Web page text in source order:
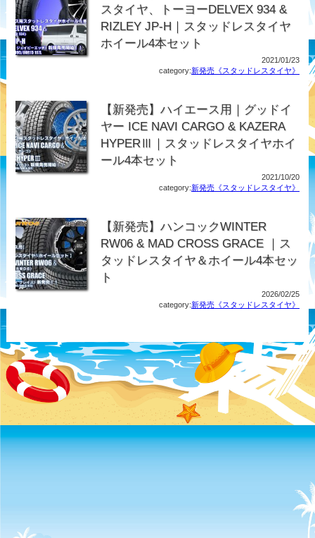
スタイヤ、トーヨーDELVEX 934 &
RIZLEY JP-H｜スタッドレスタイヤ
ホイール4本セット
2021/01/23
category:新発売《スタッドレスタイヤ》
【新発売】ハイエース用｜グッドイ
ヤー ICE NAVI CARGO & KAZERA
HYPERⅢ｜スタッドレスタイヤホイ
ール4本セット
2021/10/20
category:新発売《スタッドレスタイヤ》
【新発売】ハンコックWINTER
RW06 & MAD CROSS GRACE ｜ス
タッドレスタイヤ＆ホイール4本セッ
ト
2026/02/25
category:新発売《スタッドレスタイヤ》